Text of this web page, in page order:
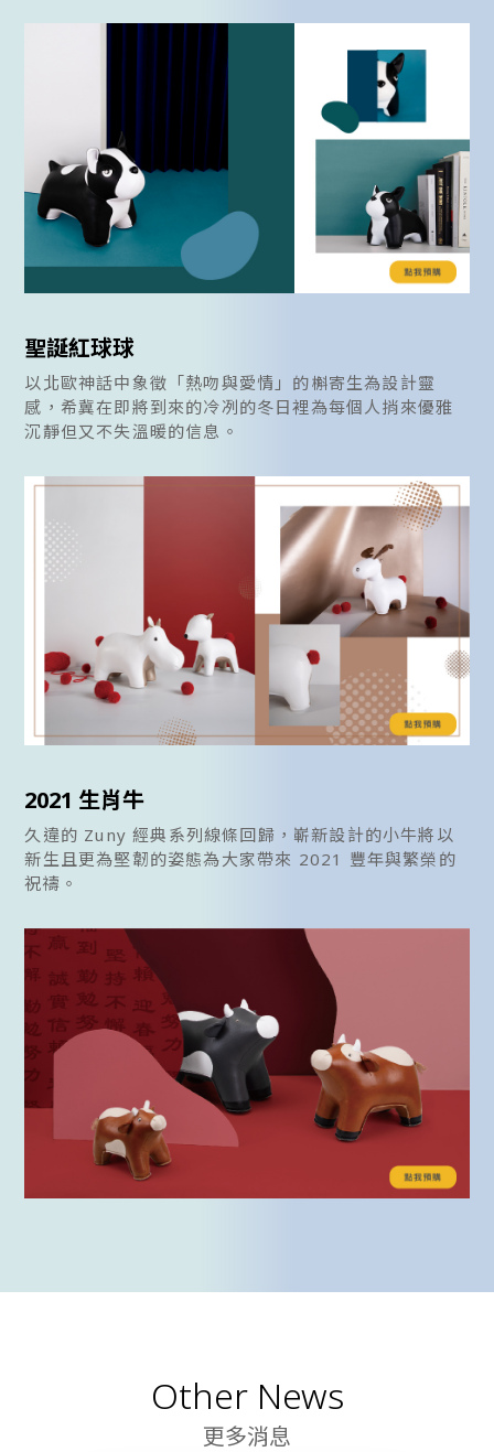
聖誕紅球球
以北歐神話中象徵「熱吻與愛情」的槲寄生為設計靈
感，希冀在即將到來的冷冽的冬日裡為每個人捎來優雅
沉靜但又不失溫暖的信息。
2021 生肖牛
久違的 Zuny 經典系列線條回歸，嶄新設計的小牛將以
新生且更為堅韌的姿態為大家帶來 2021 豐年與繁榮的
祝禱。
Other News
更多消息